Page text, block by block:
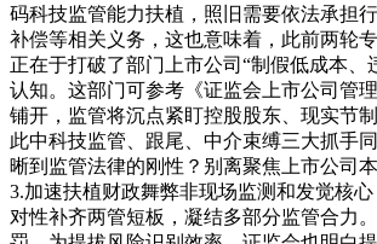
码科技监管能力扶植，照旧需要依法承担
补偿等相关义务，这也意味着，此前两轮
正在于打破了部门上市公司“制假低成本、
认知。这部门可参考《证监会上市公司管
铺开，监管将沉点紧盯控股股东、现实节制
此中科技监管、跟尾、中介束缚三大抓手
晰到监管法律的刚性？别离聚焦上市公司
3.加速扶植财政舞弊非现场监测和发觉核
对性补齐两管短板，凝结多部分监管合力